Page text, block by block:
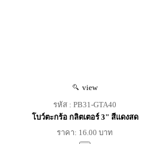
view
รหัส : PB31-GTA40
โบว์ตะกร้อ กลิตเตอร์ 3" สีแดงสด
ราคา: 16.00 บาท